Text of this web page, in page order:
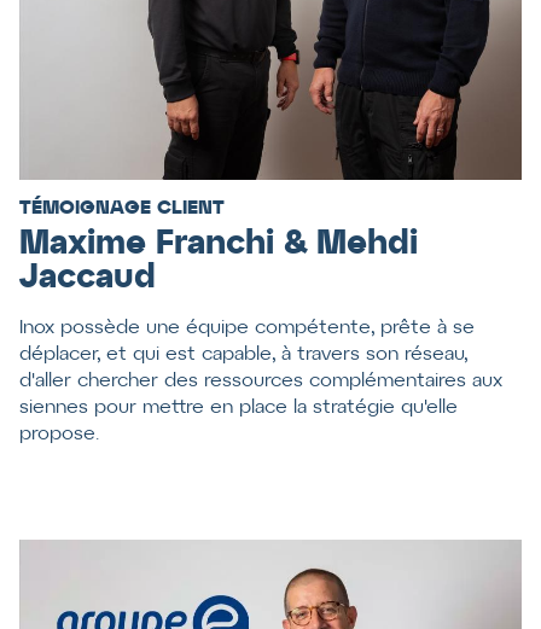
TÉMOIGNAGE CLIENT
Maxime Franchi & Mehdi
Jaccaud
Inox possède une équipe compétente, prête à se
déplacer, et qui est capable, à travers son réseau,
d'aller chercher des ressources complémentaires aux
siennes pour mettre en place la stratégie qu'elle
propose.